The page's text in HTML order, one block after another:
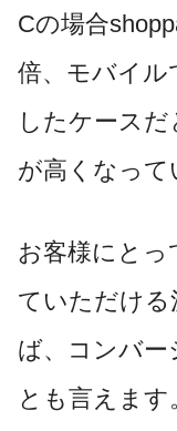
Cの場合
倍、モバイル
したケース
が高くなって
お客様にとっ
ていただける
ば、コンバー
とも言えます